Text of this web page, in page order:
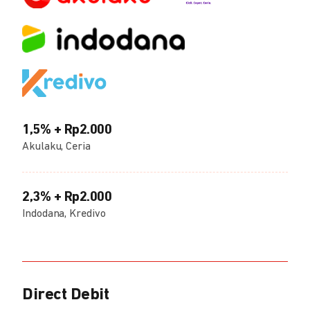
1,5% + Rp2.000
Akulaku, Ceria
2,3% + Rp2.000
Indodana, Kredivo
Direct Debit